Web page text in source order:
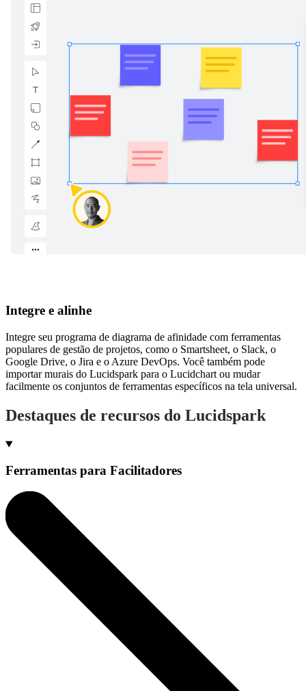
Integre e alinhe
Integre seu programa de diagrama de afinidade com ferramentas
populares de gestão de projetos, como o Smartsheet, o Slack, o
Google Drive, o Jira e o Azure DevOps. Você também pode
importar murais do Lucidspark para o Lucidchart ou mudar
facilmente os conjuntos de ferramentas específicos na tela universal.
Destaques de recursos do Lucidspark
Ferramentas para Facilitadores